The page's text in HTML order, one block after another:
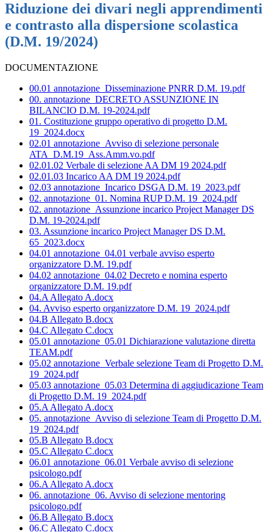
Riduzione dei divari negli apprendimenti
e contrasto alla dispersione scolastica
(D.M. 19/2024)
DOCUMENTAZIONE
00.01 annotazione_Disseminazione PNRR D.M. 19.pdf
00. annotazione_DECRETO ASSUNZIONE IN
BILANCIO D.M. 19-2024.pdf
01. Costituzione gruppo operativo di progetto D.M.
19_2024.docx
02.01 annotazione_Avviso di selezione personale
ATA_D.M.19_Ass.Amm.vo.pdf
02.01.02 Verbale di selezione AA DM 19 2024.pdf
02.01.03 Incarico AA DM 19 2024.pdf
02.03 annotazione_Incarico DSGA D.M. 19_2023.pdf
02. annotazione_01. Nomina RUP D.M. 19_2024.pdf
02. annotazione_Assunzione incarico Project Manager DS
D.M. 19-2024.pdf
03. Assunzione incarico Project Manager DS D.M.
65_2023.docx
04.01 annotazione_04.01 verbale avviso esperto
organizzatore D.M. 19.pdf
04.02 annotazione_04.02 Decreto e nomina esperto
organizzatore D.M. 19.pdf
04.A Allegato A.docx
04. Avviso esperto organizzatore D.M. 19_2024.pdf
04.B Allegato B.docx
04.C Allegato C.docx
05.01 annotazione_05.01 Dichiarazione valutazione diretta
TEAM.pdf
05.02 annotazione_Verbale selezione Team di Progetto D.M.
19_2024.pdf
05.03 annotazione_05.03 Determina di aggiudicazione Team
di Progetto D.M. 19_2024.pdf
05.A Allegato A.docx
05. annotazione_Avviso di selezione Team di Progetto D.M.
19_2024.pdf
05.B Allegato B.docx
05.C Allegato C.docx
06.01 annotazione_06.01 Verbale avviso di selezione
psicologo.pdf
06.A Allegato A.docx
06. annotazione_06. Avviso di selezione mentoring
psicologo.pdf
06.B Allegato B.docx
06.C Allegato C.docx